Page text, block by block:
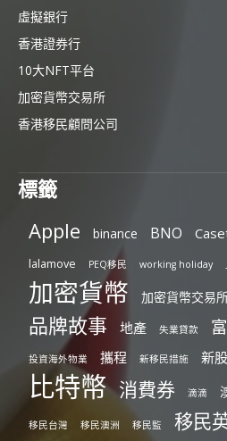
虛擬銀行
香港證券行
10大NFT平台
加密貨幣交易所
香港移民顧問公司
標籤
Apple binance BNO
lalamove PEQ移民 working holiday
加密貨幣 加密貨幣交易
品牌故事 地產 失業貸款
投資海外物業 攜程 新移民措施 新股
比特幣 消費券 滴滴
移民台灣 移民澳洲 移民監 移民